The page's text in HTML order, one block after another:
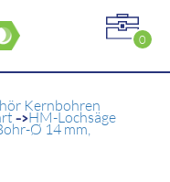
0
Kernbohren
->HM-Lochsäge
Ø 14 mm,